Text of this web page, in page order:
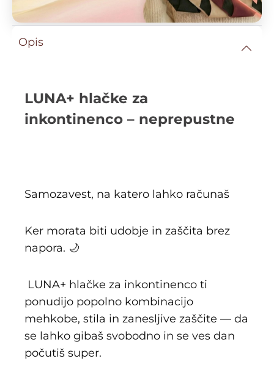
Opis
LUNA+ hlačke za
inkontinenco – neprepustne
Samozavest, na katero lahko računaš
Ker morata biti udobje in zaščita brez
napora. 🌙
LUNA+ hlačke za inkontinenco ti
ponudijo popolno kombinacijo
mehkobe, stila in zanesljive zaščite — da
se lahko gibaš svobodno in se ves dan
počutiš super.